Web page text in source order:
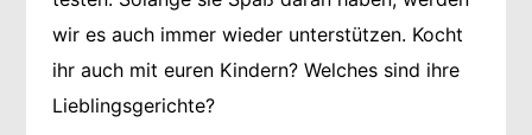
wir es auch immer wieder unterstützen. Kocht
ihr auch mit euren Kindern? Welches sind ihre
Lieblingsgerichte?